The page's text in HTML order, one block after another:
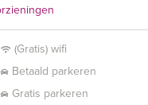
(Gratis) wifi
Betaald parkeren
Gratis parkeren